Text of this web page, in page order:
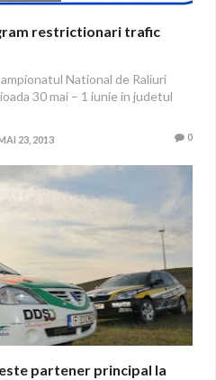
restrictionari trafic
National de Raliuri
30 mai – 1 iunie in judetul
23, 2013 0
partener principal la